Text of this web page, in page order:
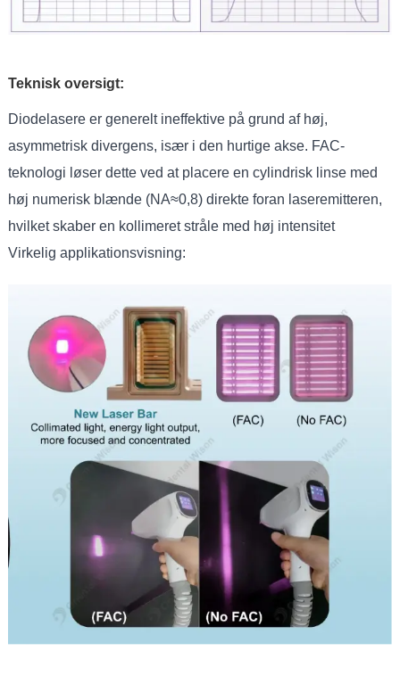
Teknisk oversigt:
Diodelasere er generelt ineffektive på grund af høj,
asymmetrisk divergens, især i den hurtige akse. FAC-
teknologi løser dette ved at placere en cylindrisk linse med
høj numerisk blænde (NA≈0,8) direkte foran laseremitteren,
hvilket skaber en kollimeret stråle med høj intensitet
Virkelig applikationsvisning: